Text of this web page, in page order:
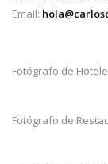
Email:
Fotógrafo de
Fotógrafo de